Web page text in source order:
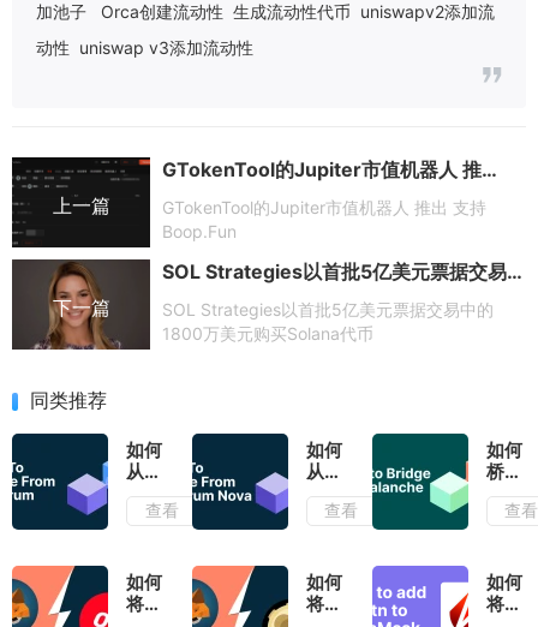
加池子
Orca创建流动性 生成流动性代币 uniswapv2添加流
动性 uniswap v3添加流动性
上一篇
GTokenTool的Jupiter市值机器人 推出 支持 Boop.Fun
GTokenTool的Jupiter市值机器人 推出 支持
Boop.Fun
下一篇
SOL Strategies以首批5亿美元票据交易中的1800万美元购买Solana代币
SOL Strategies以首批5亿美元票据交易中的
1800万美元购买Solana代币
同类推荐
如何
从
Arbitrum
桥接
查看
如何
从
Arbitrum
Nova
查看
如何
桥接
查看
如何
将
如何
将
如何
将